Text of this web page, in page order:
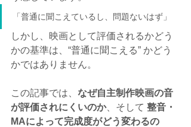
「普通に聞こえているし、問題ないはず」
しかし、映画として評価されるかどう
かの基準は、“普通に聞こえる” かどう
かではありません。
この記事では、 なぜ自主制作映画の音
が評価されにくいのか、そして 整音・
MAによって完成度がどう変わるの